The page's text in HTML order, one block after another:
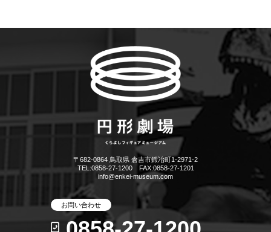
〒682-0864 鳥取県 倉吉市鍛冶町1-2971-2
TEL:0858-27-1200 FAX:0858-27-1201
info@enkei-museum.com
お問い合わせ